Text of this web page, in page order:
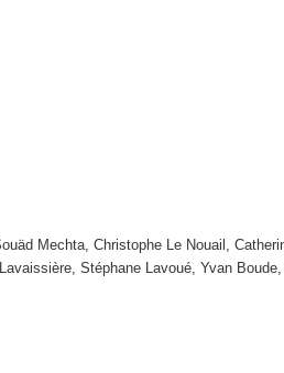
Mechta, Christophe Le Nouail,
Stéphane Lavoué, Yvan